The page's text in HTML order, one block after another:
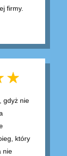
firmy.
gdyż nie
który
nie